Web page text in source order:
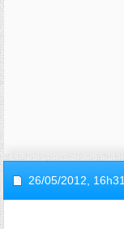
26/05/2012, 16h31